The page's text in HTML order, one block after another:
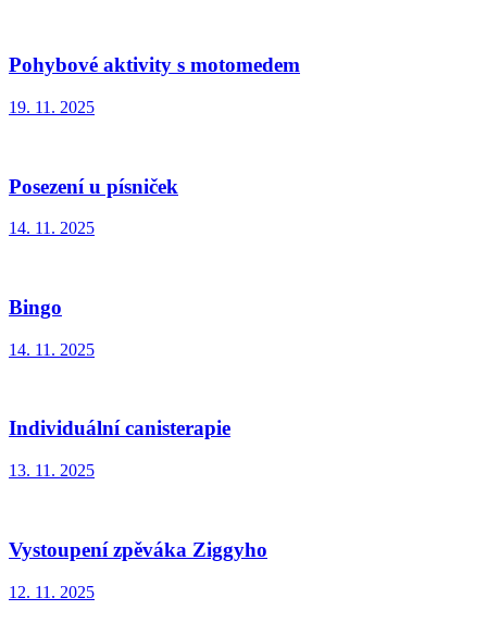
Pohybové aktivity s motomedem
19. 11. 2025
Posezení u písniček
14. 11. 2025
Bingo
14. 11. 2025
Individuální canisterapie
13. 11. 2025
Vystoupení zpěváka Ziggyho
12. 11. 2025